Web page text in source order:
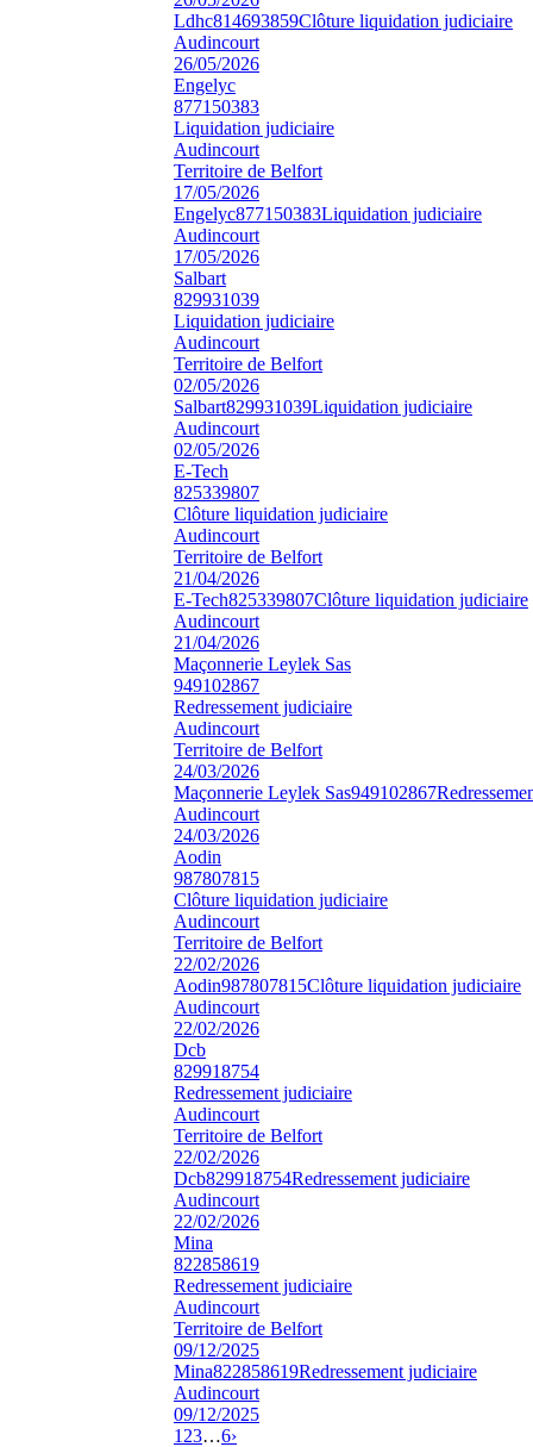
Ldhc814693859Clôture liquidation judiciaire
Audincourt
26/05/2026
Engelyc
877150383
Liquidation judiciaire
Audincourt
Territoire de Belfort
17/05/2026
Engelyc877150383Liquidation judiciaire
Audincourt
17/05/2026
Salbart
829931039
Liquidation judiciaire
Audincourt
Territoire de Belfort
02/05/2026
Salbart829931039Liquidation judiciaire
Audincourt
02/05/2026
E-Tech
825339807
Clôture liquidation judiciaire
Audincourt
Territoire de Belfort
21/04/2026
E-Tech825339807Clôture liquidation judiciaire
Audincourt
21/04/2026
Maçonnerie Leylek Sas
949102867
Redressement judiciaire
Audincourt
Territoire de Belfort
24/03/2026
Maçonnerie Leylek Sas949102867
Audincourt
24/03/2026
Aodin
987807815
Clôture liquidation judiciaire
Audincourt
Territoire de Belfort
22/02/2026
Aodin987807815Clôture liquidation judiciaire
Audincourt
22/02/2026
Dcb
829918754
Redressement judiciaire
Audincourt
Territoire de Belfort
22/02/2026
Dcb829918754Redressement judiciaire
Audincourt
22/02/2026
Mina
822858619
Redressement judiciaire
Audincourt
Territoire de Belfort
09/12/2025
Mina822858619Redressement judiciaire
Audincourt
09/12/2025
1 23…6›